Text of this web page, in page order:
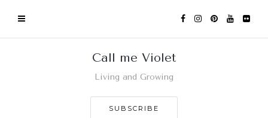
Call me Violet
Living and Growing
SUBSCRIBE